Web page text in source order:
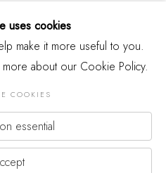
uses cookies
make it more useful to you.
about our Cookie Policy.
COOKIES
essential